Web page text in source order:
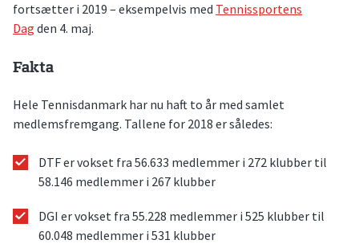
fortsætter i 2019 – eksempelvis med Tennissportens
Dag den 4. maj.
Fakta
Hele Tennisdanmark har nu haft to år med samlet
medlemsfremgang. Tallene for 2018 er således:
DTF er vokset fra 56.633 medlemmer i 272 klubber til
58.146 medlemmer i 267 klubber
DGI er vokset fra 55.228 medlemmer i 525 klubber til
60.048 medlemmer i 531 klubber